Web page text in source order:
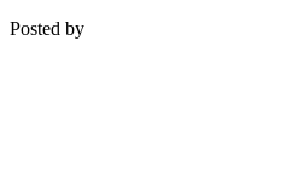
Posted by